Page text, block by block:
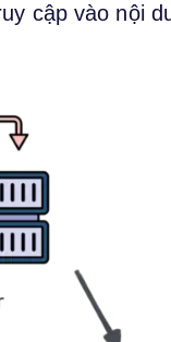
cập vào nội